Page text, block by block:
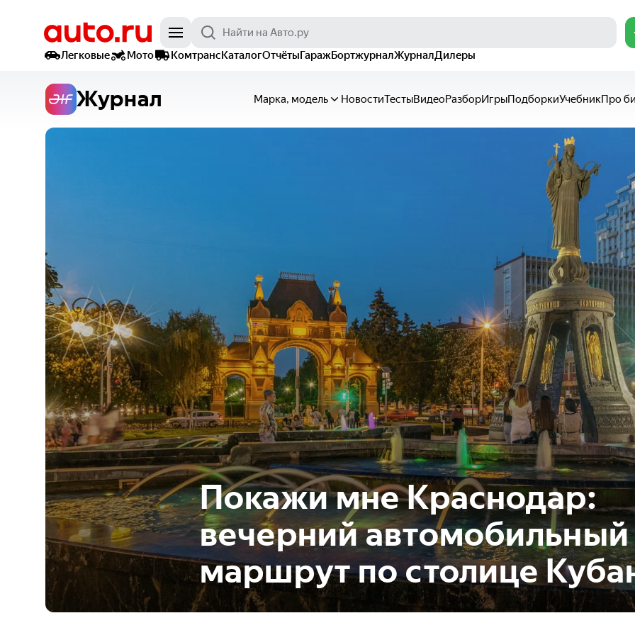
Легковые Мото КомтрансКаталогОтчётыГаражБортжурналЖурналДилеры
Журнал Марка, модель НовостиТестыВидеоРазборИгрыПодборкиУчебникПро
Покажи мне Краснодар:
вечерний автомобильный
маршрут по столице